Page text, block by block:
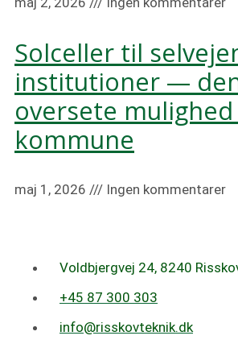
Solceller til
institutioner —
oversete
kommune
maj 1, 2026 Ingen kommentarer
Voldbjergvej 24, 8240
+45 87 300 303
info@risskovteknik.dk